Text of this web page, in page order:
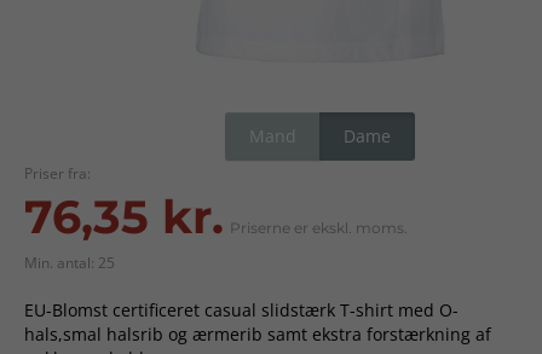
Mand Dame
Priser fra:
76,35 kr. Priserne er ekskl. moms.
Min. antal: 25
EU-Blomst certificeret casual slidstærk T-shirt med O-
hals,smal halsrib og ærmerib samt ekstra forstærkning af